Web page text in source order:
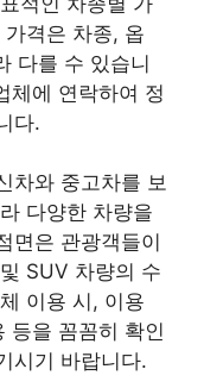
격은 차종, 옵
다를 수 있습니
체에 연락하여 정
다.
차와 중고차를 보
다양한 차량을
면은 관광객들이
SUV 차량의 수
이용 시, 이용
등을 꼼꼼히 확인
시기 바랍니다.